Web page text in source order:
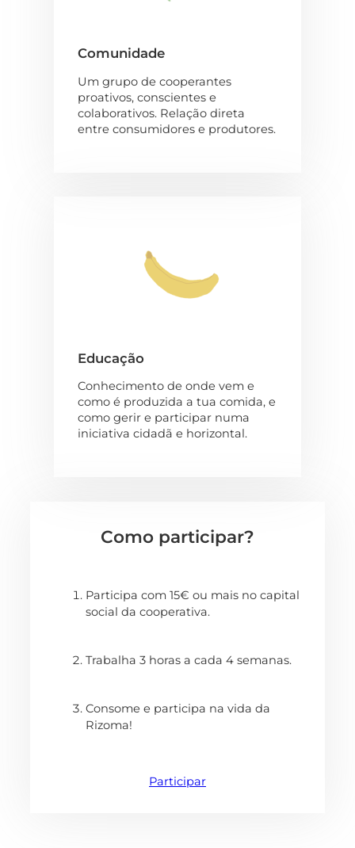
Comunidade
Um grupo de cooperantes
proativos, conscientes e
colaborativos. Relação direta
entre consumidores e produtores.
Educação
Conhecimento de onde vem e
como é produzida a tua comida, e
como gerir e participar numa
iniciativa cidadã e horizontal.
Como participar?
Participa com 15€ ou mais no capital
social da cooperativa.
Trabalha 3 horas a cada 4 semanas.
Consome e participa na vida da
Rizoma!
Participar